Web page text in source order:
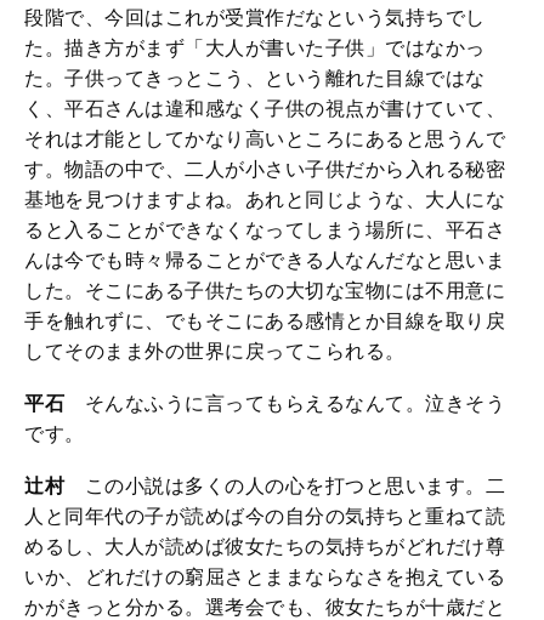
段階で、今回はこれが受賞作だなという気持ちでし
た。描き方がまず「大人が書いた子供」ではなかっ
た。子供ってきっとこう、という離れた目線ではな
く、平石さんは違和感なく子供の視点が書けていて、
それは才能としてかなり高いところにあると思うんで
す。物語の中で、二人が小さい子供だから入れる秘密
基地を見つけますよね。あれと同じような、大人にな
ると入ることができなくなってしまう場所に、平石さ
んは今でも時々帰ることができる人なんだなと思いま
した。そこにある子供たちの大切な宝物には不用意に
手を触れずに、でもそこにある感情とか目線を取り戻
してそのまま外の世界に戻ってこられる。
平石 そんなふうに言ってもらえるなんて。泣きそう
です。
辻村この小説は多くの人の心を打つと思います。二
人と同年代の子が読めば今の自分の気持ちと重ねて読
めるし、大人が読めば彼女たちの気持ちがどれだけ尊
いか、どれだけの窮屈さとままならなさを抱えている
かがきっと分かる。選考会でも、彼女たちが十歳だと